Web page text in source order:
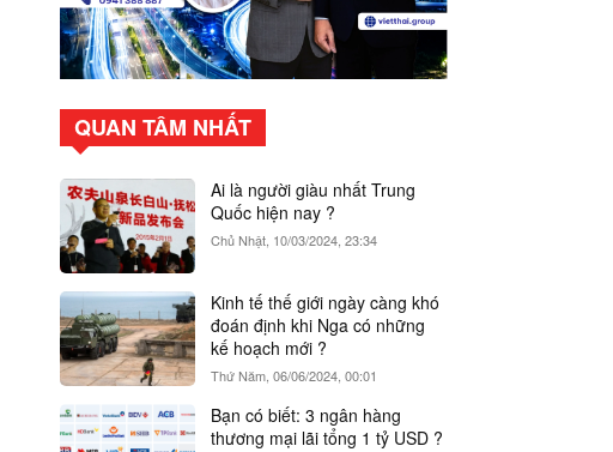
QUAN TÂM NHẤT
Ai là người giàu nhất Trung
Quốc hiện nay ?
Chủ Nhật, 10/03/2024, 23:34
Kinh tế thế giới ngày càng khó
đoán định khi Nga có những
kế hoạch mới ?
Thứ Năm, 06/06/2024, 00:01
Bạn có biết: 3 ngân hàng
thương mại lãi tổng 1 tỷ USD ?